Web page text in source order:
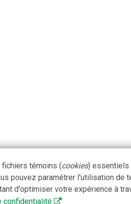
témoins (cookies) essentiels
pouvez paramétrer l'utilisation de
d'optimiser votre expérience à
confidentialité